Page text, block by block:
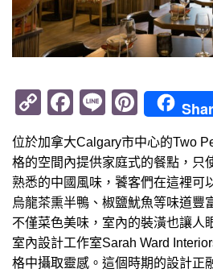
Copy
Link
Facebook
Line
位於加拿大Calgary市中心的Two
格的空間內提供家庭式的餐點，只
熟悉的中國風味，饕客們在這裡可
烏龍茶熏半鴨、椒鹽魷魚等味道豐
不僅菜色美味，室內的裝潢也讓人
室內設計工作室Sarah Ward
格中攝取靈感。這個時期的設計正